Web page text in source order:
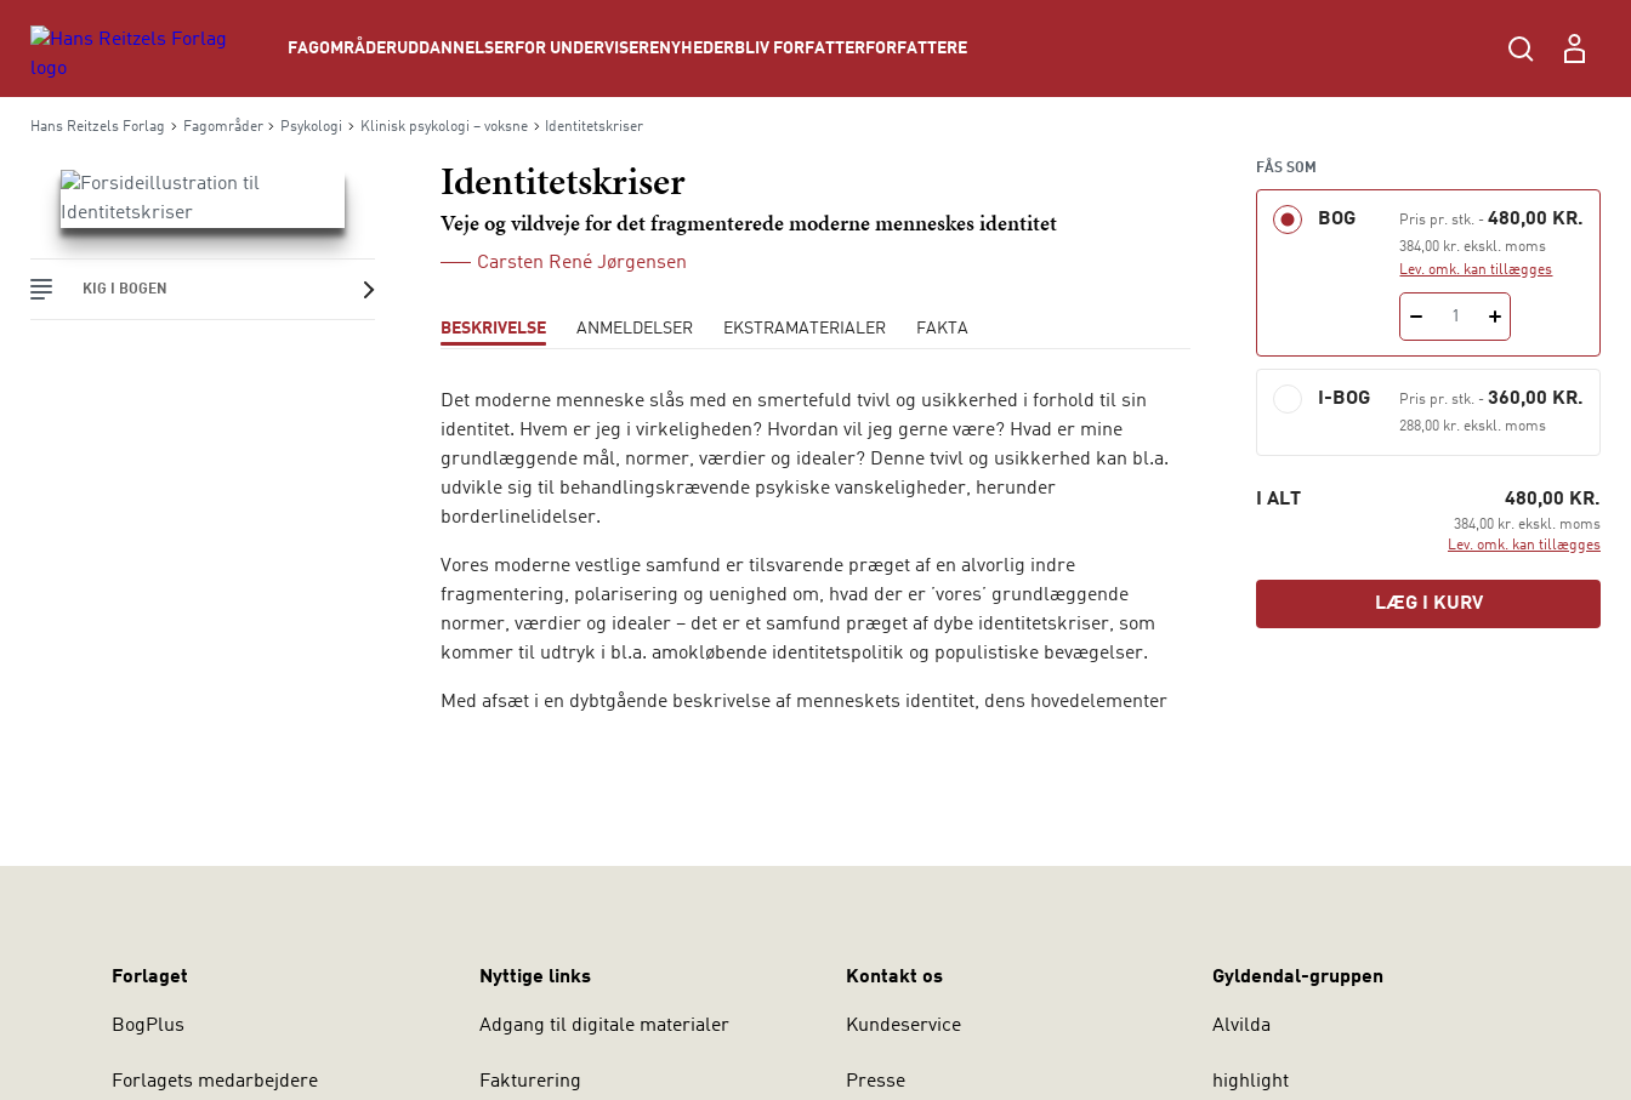
FAGOMRÅDERUDDANNELSER FOR UNDERVISERE NYHEDER BLIV FORFATTER FORFATTERE
Hans Reitzels Forlag Fagområder Psykologi Klinisk psykologi – voksne Identitetskriser
KIG I BOGEN
Identitetskriser
Veje og vildveje for det fragmenterede moderne menneskes identitet
Carsten René Jørgensen
BESKRIVELSE ANMELDELSER EKSTRAMATERIALER FAKTA
Det moderne menneske slås med en smertefuld tvivl og usikkerhed i forhold til sin
identitet. Hvem er jeg i virkeligheden? Hvordan vil jeg gerne være? Hvad er mine
grundlæggende mål, normer, værdier og idealer? Denne tvivl og usikkerhed kan bl.a.
udvikle sig til behandlingskrævende psykiske vanskeligheder, herunder
borderlinelidelser.
Vores moderne vestlige samfund er tilsvarende præget af en alvorlig indre
fragmentering, polarisering og uenighed om, hvad der er ’vores’ grundlæggende
normer, værdier og idealer – det er et samfund præget af dybe identitetskriser, som
kommer til udtryk i bl.a. amokløbende identitetspolitik og populistiske bevægelser.
Med afsæt i en dybtgående beskrivelse af menneskets identitet, dens hovedelementer
Aarhus Universitet.
FÅS SOM
BOG Pris pr. stk. -480,00 KR.
384,00 kr. ekskl. moms
Lev. omk. kan tillægges
1
I-BOG Pris pr. stk. -360,00 KR.
288,00 kr. ekskl. moms
I ALT 480,00 KR.
384,00 kr. ekskl. moms
Lev. omk. kan tillægges
LÆG I KURV
Forlaget
BogPlus
Forlagets medarbejdere
Nyttige links
Adgang til digitale materialer
Fakturering
Kontakt os
Kundeservice
Presse
Gyldendal-gruppen
Alvilda
highlight